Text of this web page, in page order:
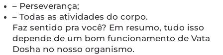
– Perseverança;
– Todas as atividades do corpo.
Faz sentido pra você? Em resumo, tudo isso
depende de um bom funcionamento de Vata
Dosha no nosso organismo.